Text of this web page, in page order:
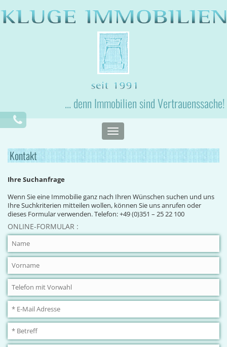
... denn Immobilien sind Vertrauenssache!
Toggle
navigation
Kontakt
Ihre Suchanfrage
Wenn Sie eine Immobilie ganz nach Ihren Wünschen suchen und uns
Ihre Suchkriterien mitteilen wollen, können Sie uns anrufen oder
dieses Formular verwenden. Telefon: +49 (0)351 – 25 22 100
ONLINE-FORMULAR :